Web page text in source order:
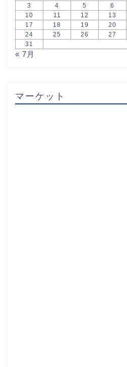
3
4 5 6
10
11 12 13
17
18 19 20
24
25 26 27
31
« 7月
マーケット